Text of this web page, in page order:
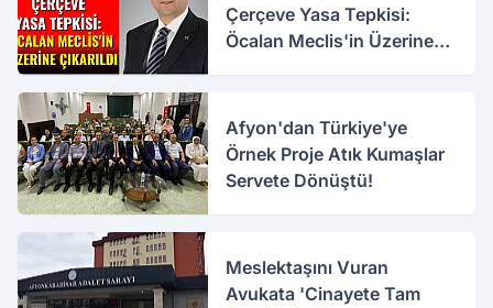
Çerçeve Yasa Tepkisi:
Öcalan Meclis'in Üzerine
Afyon'dan Türkiye'ye
Örnek Proje Atık Kumaşlar
Servete Dönüştü!
Meslektaşını Vuran
Avukata 'Cinayete Tam